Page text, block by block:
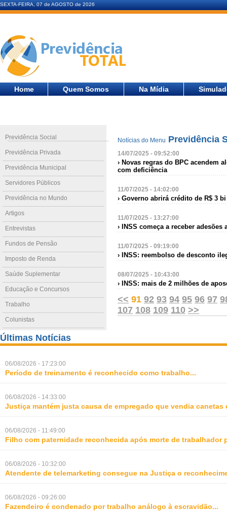
SEXTA-FEIRA, 07 de AGOSTO de 2026
Home Quem Somos Na Mídia
Previdência Social
Previdência Privada
Previdência Municipal
Servidores Públicos
Previdência no Mundo
Artigos
Entrevistas
Fundos de Pensão
Imposto de Renda
Saúde Suplementar
Educação e Concursos
Trabalho
Colunistas
Notícias do Menu Previdência
14/07/2025 - 09:52:00
› Novas regras do BPC acendem
com deficiência
11/07/2025 - 14:02:00
› Governo abrirá crédito de R$ 3
11/07/2025 - 13:27:00
› INSS começa a receber
11/07/2025 - 09:19:00
› INSS: reembolso de desconto
08/07/2025 - 10:43:00
› INSS: mais de 2 milhões de
<< 91 92 93 94 95 96 97
107 108 109 110 >>
Últimas Notícias
06/08/2026 - 17:23:00
Período de treinamento é reconhecido como trabalho...
06/08/2026 - 14:33:00
Justiça mantém justa causa de empregado que vendia canetas
06/08/2026 - 11:49:00
Filho com paternidade reconhecida após morte de trabalhador
06/08/2026 - 10:32:00
Atendente de telemarketing consegue na Justiça o
06/08/2026 - 09:26:00
Fazendeiro é condenado por trabalho análogo à escravidão...